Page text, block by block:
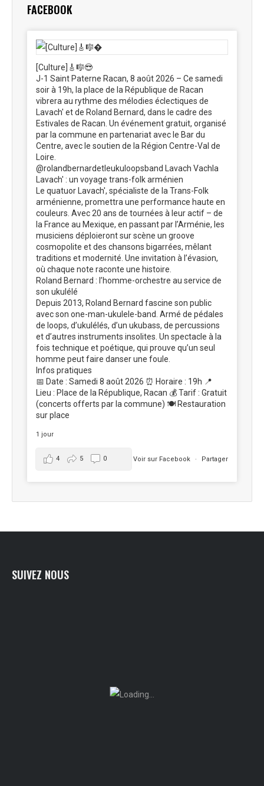
FACEBOOK
[Culture]🎸🎼😎
J-1 Saint Paterne Racan, 8 août 2026 – Ce samedi
soir à 19h, la place de la République de Racan
vibrera au rythme des mélodies éclectiques de
Lavach' et de Roland Bernard, dans le cadre des
Estivales de Racan. Un événement gratuit, organisé
par la commune en partenariat avec le Bar du
Centre, avec le soutien de la Région Centre-Val de
Loire.
@rolandbernardetleukuloopsband Lavach Vachla
Lavach' : un voyage trans-folk arménien
Le quatuor Lavach', spécialiste de la Trans-Folk
arménienne, promettra une performance haute en
couleurs. Avec 20 ans de tournées à leur actif – de
la France au Mexique, en passant par l’Arménie, les
musiciens déploieront sur scène un groove
cosmopolite et des chansons bigarrées, mêlant
traditions et modernité. Une invitation à l’évasion,
où chaque note raconte une histoire.
Roland Bernard : l’homme-orchestre au service de
son ukulélé
Depuis 2013, Roland Bernard fascine son public
avec son one-man-ukulele-band. Armé de pédales
de loops, d’ukulélés, d’un ukubass, de percussions
et d’autres instruments insolites. Un spectacle à la
fois technique et poétique, qui prouve qu’un seul
homme peut faire danser une foule.
Infos pratiques
📅 Date : Samedi 8 août 2026 ⏰ Horaire : 19h 📍
Lieu : Place de la République, Racan 💰 Tarif : Gratuit
(concerts offerts par la commune) 🍽️ Restauration
sur place
1 jour
Voir sur Facebook · Partager
4 5 0
SUIVEZ NOUS